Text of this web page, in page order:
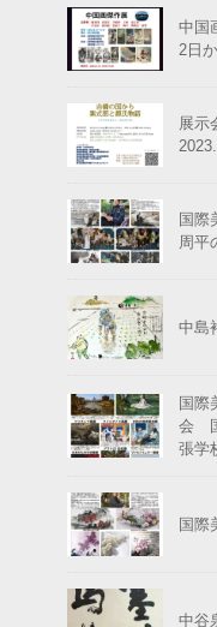
中国
2日
展示
国際
周
中島
国際
会
張学
国
中谷